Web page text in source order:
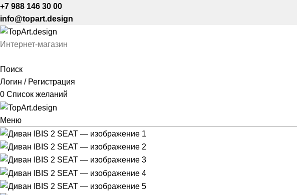
+7 988 146 30 00
info@topart.design
Интернет-магазин
Поиск
Логин / Регистрация
0 Список желаний
Меню